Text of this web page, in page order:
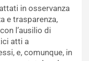
in osservanza
e trasparenza,
l’ausilio di
atti a
e, comunque, in